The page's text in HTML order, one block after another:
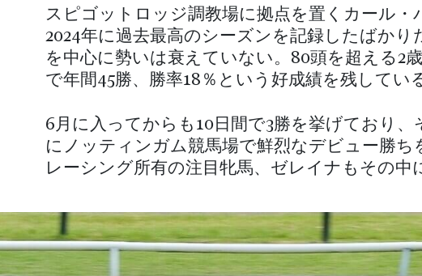
スピゴットロッジ調教場に拠点を置くカール・
2024年に過去最高のシーズンを記録したばかり
を中心に勢いは衰えていない。80頭を超える2
で年間45勝、勝率18％という好成績を残してい
6月に入ってからも10日間で3勝を挙げており、
にノッティンガム競馬場で鮮烈なデビュー勝ち
レーシング所有の注目牝馬、ゼレイナもその中